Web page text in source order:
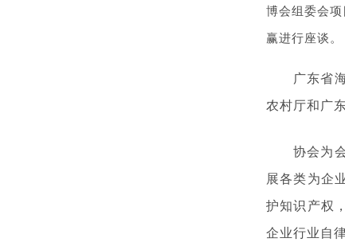
博会组委会
赢进行座谈。
广东省
农村厅和广
协会为
展各类为企
护知识产权
企业行业自